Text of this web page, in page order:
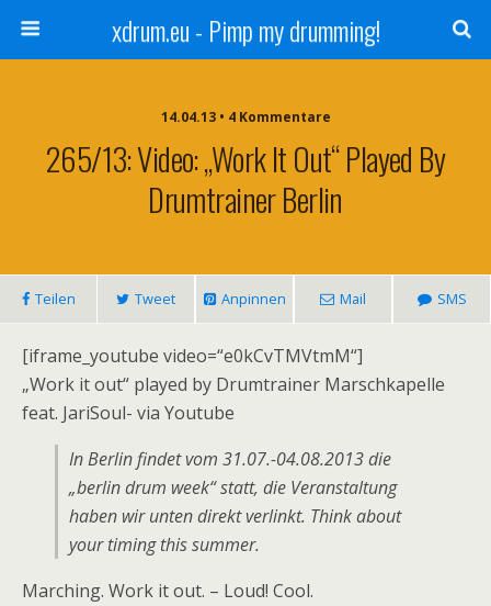
xdrum.eu - Pimp my drumming!
14.04.13 • 4 Kommentare
265/13: Video: „Work It Out“ Played By
Drumtrainer Berlin
Teilen Tweet Anpinnen Mail SMS
[iframe_youtube video=“e0kCvTMVtmM“]
„Work it out“ played by Drumtrainer Marschkapelle
feat. JariSoul- via Youtube
In Berlin findet vom 31.07.-04.08.2013 die
„berlin drum week“ statt, die Veranstaltung
haben wir unten direkt verlinkt. Think about
your timing this summer.
Marching. Work it out. – Loud! Cool.